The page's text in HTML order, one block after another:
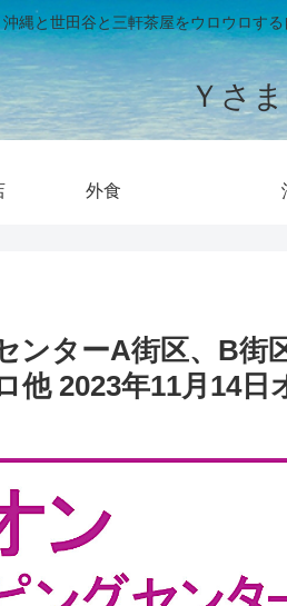
沖縄と世田谷と三軒茶屋をウロウロす
Ｙさ
外食
ンターA街区、B街
他 2023年11月14日